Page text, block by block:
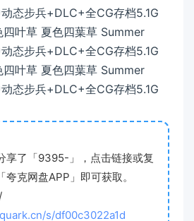
享了「9395-」，点击链接或复
克网盘APP」即可获取。
s/df00c3022a1d